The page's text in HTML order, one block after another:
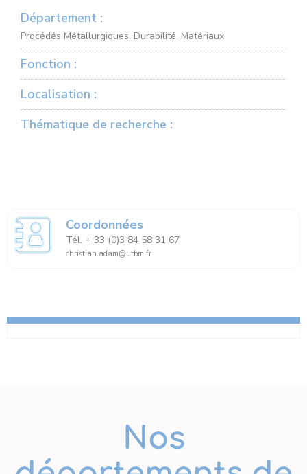
Département :
Procédés Métallurgiques, Durabilité, Matériaux
Fonction :
Localisation :
Thématique de recherche :
Coordonnées
Tél. + 33 (0)3 84 58 31 67
christian.adam@utbm.fr
Nos